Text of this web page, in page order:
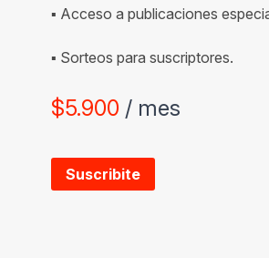
▪ Acceso a publicaciones
▪ Sorteos para suscriptores.
$5.900 / mes
Suscribite